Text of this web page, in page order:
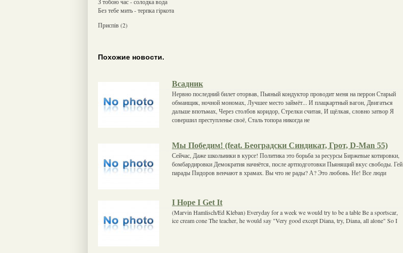
Без тебе мить - терпка гiркота
Приспiв (2)
Похожие новости.
Всадник
Нервно последний билет оторвав, Пьяный кондуктор проводит меня на перрон Старый
обманщик, ночной мономах, Лучшее место займёт... И плацкартный вагон, Двигаться
дальше впотьмах, Через столбов коридор, Стрелки считая, И щёлкая, словно затвор Я
совершил преступленье своё, Сталь топора никогда не
Мы Победим! (feat. Београдски Синдикат, Грот, D-Man 55)
Сейчас, Даже школьники в курсе! Политика это борьба за ресурсы Биржевые котировки,
бомбардировки Демократия начнётся, после артподготовки Пьянящий вкус свободы. Гей
парады Пидоров венчают в храмах. Вы что не рады? А? Это любовь. Не! Все люди
I Hope I Get It
(Marvin Hamlisch/Ed Kleban) Everyday for a week we would try to be a table Be a sportscar,
ice cream cone The teacher, he would say "Very good except Diana, try, Diana, all alone" So I